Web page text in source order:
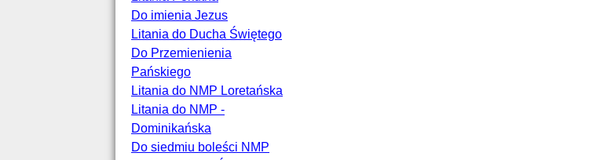
Do imienia Jezus
Litania do Ducha Świętego
Do Przemienienia
Pańskiego
Litania do NMP Loretańska
Litania do NMP -
Dominikańska
Do siedmiu boleści NMP